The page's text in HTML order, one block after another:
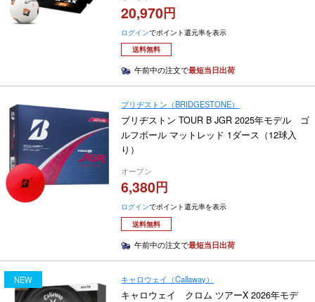
20,970
ログインでポイント還元率を表示
送料無料
午前中の注文で最短当日出荷
ブリヂストン（BRIDGESTONE）
ブリヂストン TOUR B JGR 2025年モデル ゴ
ルフボール マットレッド 1ダース（12球入
り）
オープン
6,380
ログインでポイント還元率を表示
送料無料
午前中の注文で最短当日出荷
NEW キャロウェイ（Callaway）
キャロウェイ クロム ツアーX 2026年モデ